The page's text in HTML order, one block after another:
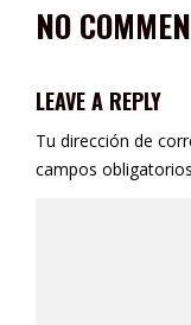
NO
LEAVE A REPLY
Tu dirección de
campos